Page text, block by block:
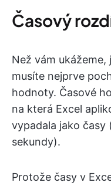
Časový
Než vám
musíte nejprve
hodnoty. Časové
na která Excel
vypadala jako časy
sekundy).
Protože časy v